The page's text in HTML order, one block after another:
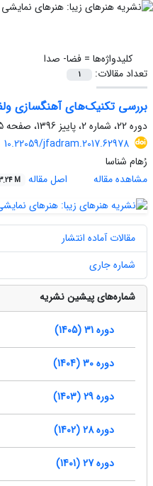
کلیدواژه‌ها =فضا- صدا
تعداد مقالات:
1
بررسی تکنیک‌های آهنگسازی
دوره 22، شماره 2، پاییز 1396، صفحه
10.22059/jfadram.2017.62978
رُهام شناسا
مشاهده مقاله
اصل مقاله M
مقالات آماده انتشار
شماره جاری
شماره‌های پیشین نشریه
دوره 31 (1405)
دوره 30 (1404)
دوره 29 (1403)
دوره 28 (1402)
دوره 27 (1401)